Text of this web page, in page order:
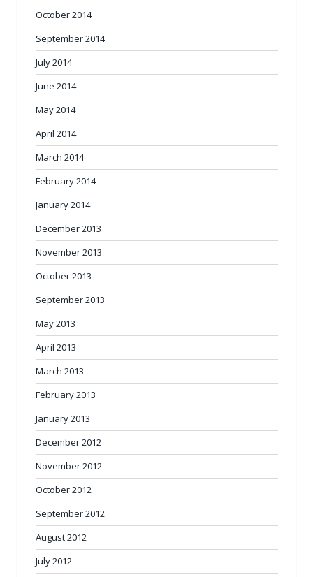
October 2014
September 2014
July 2014
June 2014
May 2014
April 2014
March 2014
February 2014
January 2014
December 2013
November 2013
October 2013
September 2013
May 2013
April 2013
March 2013
February 2013
January 2013
December 2012
November 2012
October 2012
September 2012
August 2012
July 2012